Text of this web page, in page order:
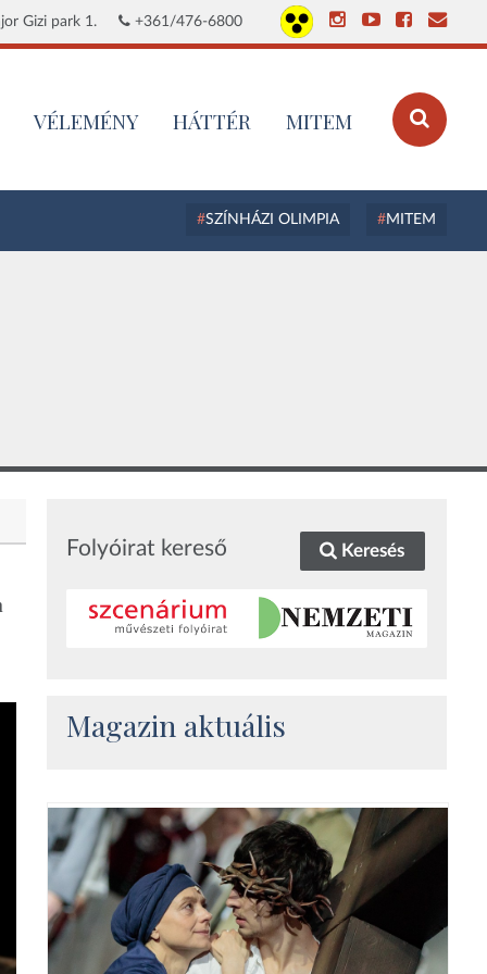
Gizi park 1. +361/476-6800
VÉLEMÉNY HÁTTÉR MITEM
SZÍNHÁZI OLIMPIA MITEM
Folyóirat kereső Keresés
Magazin aktuális